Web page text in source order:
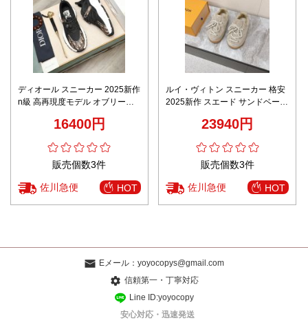
ディオール スニーカー 2025新作
n級 高再現度モデル オブリーク
ックブラウン 即納対応
16400円
販売個数3件
佐川急便 HOT
ルイ・ヴィトン スニーカー 格安
2025新作 スエード サンドベージ
級感仕上げ23940円
販売個数3件
佐川急便 HOT
Eメール： yoyocopys@gmail.com
信頼第一・丁寧対応
Line ID:yoyocopy
安心対応・迅速発送